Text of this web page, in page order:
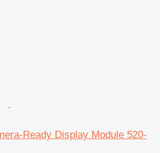
Ready Display Module 520-